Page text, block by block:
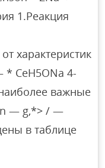
1.Реакция
характеристик
* CeH5ONa 4-
важные
— g,*> / —
в таблице